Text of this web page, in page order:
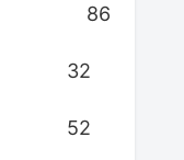
86
32
52